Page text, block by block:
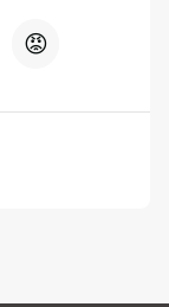
😡